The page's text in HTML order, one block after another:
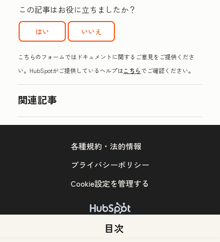
この記事はお役に立ちましたか？
はい いいえ
こちらのフォームではドキュメントに関するご意見をご提供くださ
い。HubSpotがご提供しているヘルプはこちらでご確認ください。
関連記事
目次
Copyright © 2026 HubSpot, Inc.
各種規約・法的情報
プライバシーポリシー
Cookie設定を管理する